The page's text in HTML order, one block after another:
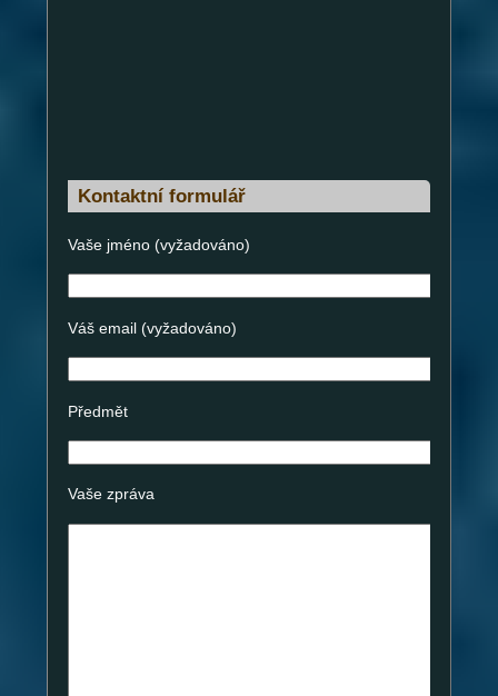
Kontaktní formulář
Vaše jméno (vyžadováno)
Váš email (vyžadováno)
Předmět
Vaše zpráva